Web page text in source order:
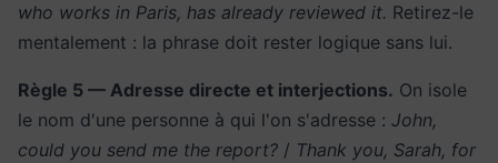
who works in Paris, has already reviewed it. Retirez-le
mentalement : la phrase doit rester logique sans lui.
Règle 5 — Adresse directe et interjections. On isole
le nom d'une personne à qui l'on s'adresse : John,
could you send me the report? / Thank you, Sarah, for